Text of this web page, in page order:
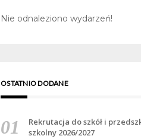
Nie odnaleziono wydarzeń!
OSTATNIO DODANE
Rekrutacja do szkół i
szkolny 2026/2027